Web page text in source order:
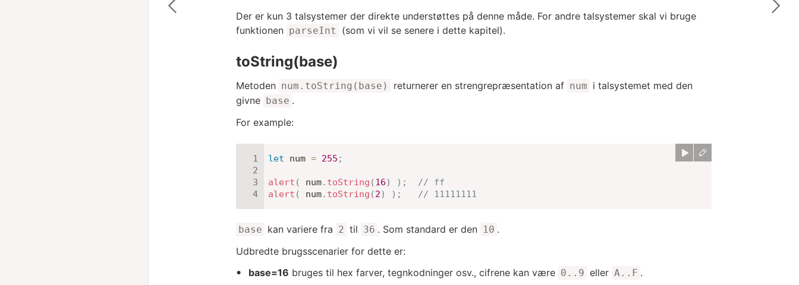
Der er kun 3 talsystemer der direkte understøttes på denne måde. For andre talsystemer skal vi bruge
funktionen parseInt (som vi vil se senere i dette kapitel).
toString(base)
Metoden num.toString(base) returnerer en strengrepræsentation af num i talsystemet med den
givne
base .
For example:
let num = 255 ;
alert ( num. toString (16) ) ;
// ff
alert ( num. toString (2) ) ; // 11111111
base kan variere fra 2 til 36 . Som standard er den 10 .
Udbredte brugsscenarier for dette er:
base=16 bruges til hex farver, tegnkodninger osv., cifrene kan være 0..9 eller A..F .